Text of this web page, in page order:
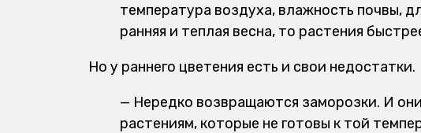
температура воздуха, влажность почвы,
ранняя и теплая весна, то растения
Но у раннего цветения есть и свои недостатки.
— Нередко возвращаются заморозки. И
растениям, которые не готовы к той